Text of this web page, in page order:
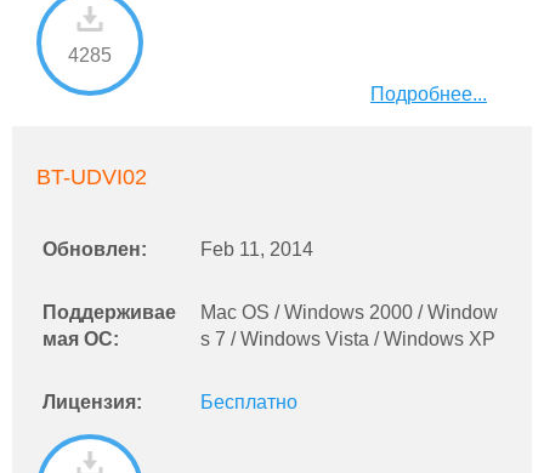
4285
Подробнее...
BT-UDVI02
Обновлен: Feb 11, 2014
Поддерживае
мая ОС:
Mac OS / Windows 2000 / Window
s 7 / Windows Vista / Windows XP
Лицензия: Бесплатно